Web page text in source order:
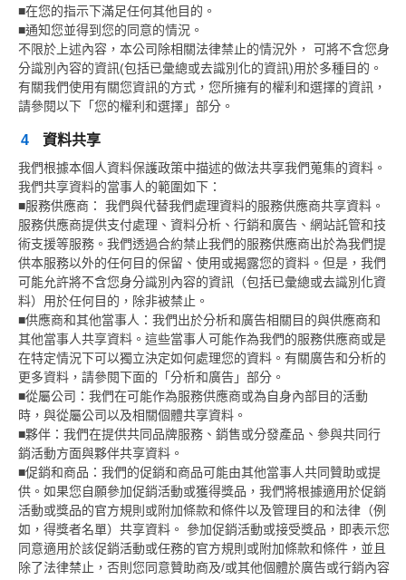
■在您的指示下滿足任何其他目的。
■通知您並得到您的同意的情況。
不限於上述內容，本公司除相關法律禁止的情況外， 可將不含您身
分識別內容的資訊(包括已彙總或去識別化的資訊)用於多種目的。
有關我們使用有關您資訊的方式，您所擁有的權利和選擇的資訊，
請參閱以下「您的權利和選擇」部分。
4 資料共享
我們根據本個人資料保護政策中描述的做法共享我們蒐集的資料。
我們共享資料的當事人的範圍如下：
■服務供應商： 我們與代替我們處理資料的服務供應商共享資料。
服務供應商提供支付處理、資料分析、行銷和廣告、網站託管和技
術支援等服務。我們透過合約禁止我們的服務供應商出於為我們提
供本服務以外的任何目的保留、使用或揭露您的資料。但是，我們
可能允許將不含您身分識別內容的資訊（包括已彙總或去識別化資
料）用於任何目的，除非被禁止。
■供應商和其他當事人：我們出於分析和廣告相關目的與供應商和
其他當事人共享資料。這些當事人可能作為我們的服務供應商或是
在特定情況下可以獨立決定如何處理您的資料。有關廣告和分析的
更多資料，請參閱下面的「分析和廣告」部分。
■從屬公司：我們在可能作為服務供應商或為自身內部目的活動
時，與從屬公司以及相關個體共享資料。
■夥伴：我們在提供共同品牌服務、銷售或分發產品、參與共同行
銷活動方面與夥伴共享資料。
■促銷和商品：我們的促銷和商品可能由其他當事人共同贊助或提
供。如果您自願參加促銷活動或獲得獎品，我們將根據適用於促銷
活動或獎品的官方規則或附加條款和條件以及管理目的和法律（例
如，得獎者名單）共享資料。 參加促銷活動或接受獎品，即表示您
同意適用於該促銷活動或任務的官方規則或附加條款和條件，並且
除了法律禁止，否則您同意贊助商及/或其他個體於廣告或行銷內容